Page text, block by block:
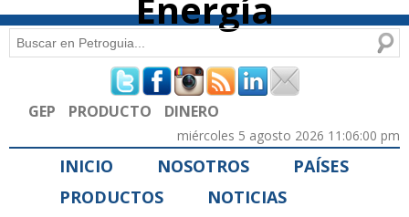
Formulario de búsqueda
Buscar
GEP PRODUCTO DINERO
miércoles 5 agosto 2026 11:06:00 pm
INICIO NOSOTROS
PAÍSES
PRODUCTOS
NOTICIAS